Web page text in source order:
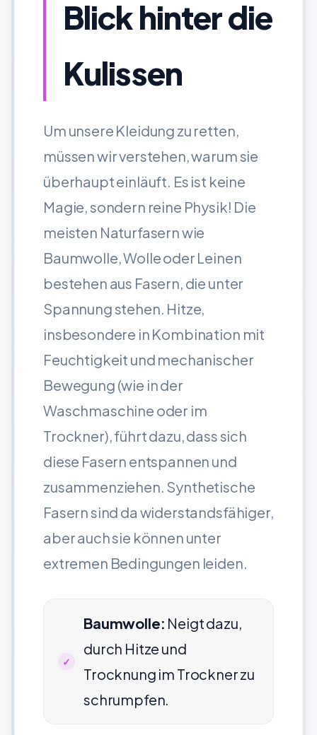
Blick hinter die
Kulissen
Um unsere Kleidung zu retten,
müssen wir verstehen, warum sie
überhaupt einläuft. Es ist keine
Magie, sondern reine Physik! Die
meisten Naturfasern wie
Baumwolle, Wolle oder Leinen
bestehen aus Fasern, die unter
Spannung stehen. Hitze,
insbesondere in Kombination mit
Feuchtigkeit und mechanischer
Bewegung (wie in der
Waschmaschine oder im
Trockner), führt dazu, dass sich
diese Fasern entspannen und
zusammenziehen. Synthetische
Fasern sind da widerstandsfähiger,
aber auch sie können unter
extremen Bedingungen leiden.
Baumwolle: Neigt dazu,
durch Hitze und
Trocknung im Trockner zu
schrumpfen.